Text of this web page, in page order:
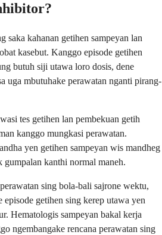
saka kahanan getihen sampeyan lan
kasebut. Kanggo episode getihen
butuh siji utawa loro dosis, dene
uga mbutuhake perawatan nganti pirang-
tes getihen lan pembekuan getih
kanggo mungkasi perawatan.
yen getihen sampeyan wis mandheg
gumpalan kanthi normal maneh.
sing bola-bali sajrone wektu,
getihen sing kerep utawa yen
Hematologis sampeyan bakal kerja
ngembangake rencana perawatan sing